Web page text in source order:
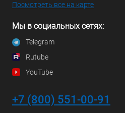
Посмотреть все на карте
Мы в социальных сетях:
Telegram
Rutube
YouTube
+7 (800) 551-00-91